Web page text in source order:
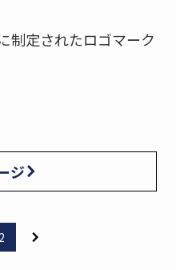
制定されたロゴマーク
ジ
2